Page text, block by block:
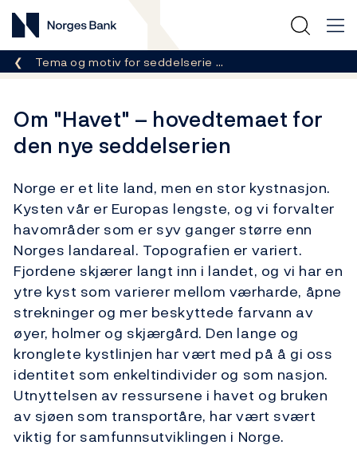
Norges Bank
Her er du nå:
Tema og motiv for seddelserie …
Om "Havet" – hovedtemaet for
den nye seddelserien
Norge er et lite land, men en stor kystnasjon.
Kysten vår er Europas lengste, og vi forvalter
havområder som er syv ganger større enn
Norges landareal. Topografien er variert.
Fjordene skjærer langt inn i landet, og vi har en
ytre kyst som varierer mellom værharde, åpne
strekninger og mer beskyttede farvann av
øyer, holmer og skjærgård. Den lange og
kronglete kystlinjen har vært med på å gi oss
identitet som enkeltindivider og som nasjon.
Utnyttelsen av ressursene i havet og bruken
av sjøen som transportåre, har vært svært
viktig for samfunnsutviklingen i Norge.